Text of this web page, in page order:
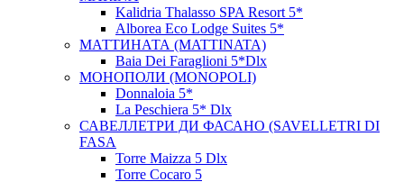
Kalidria Thalasso SPA Resort 5*
Alborea Eco Lodge Suites 5*
МАТТИНАТА (MATTINATA)
Baia Dei Faraglioni 5*Dlx
МОНОПОЛИ (MONOPOLI)
Donnaloia 5*
La Peschiera 5* Dlx
САВЕЛЛЕТРИ ДИ ФАСАНО (SAVELLETRI DI
FASA
Torre Maizza 5 Dlx
Torre Cocaro 5